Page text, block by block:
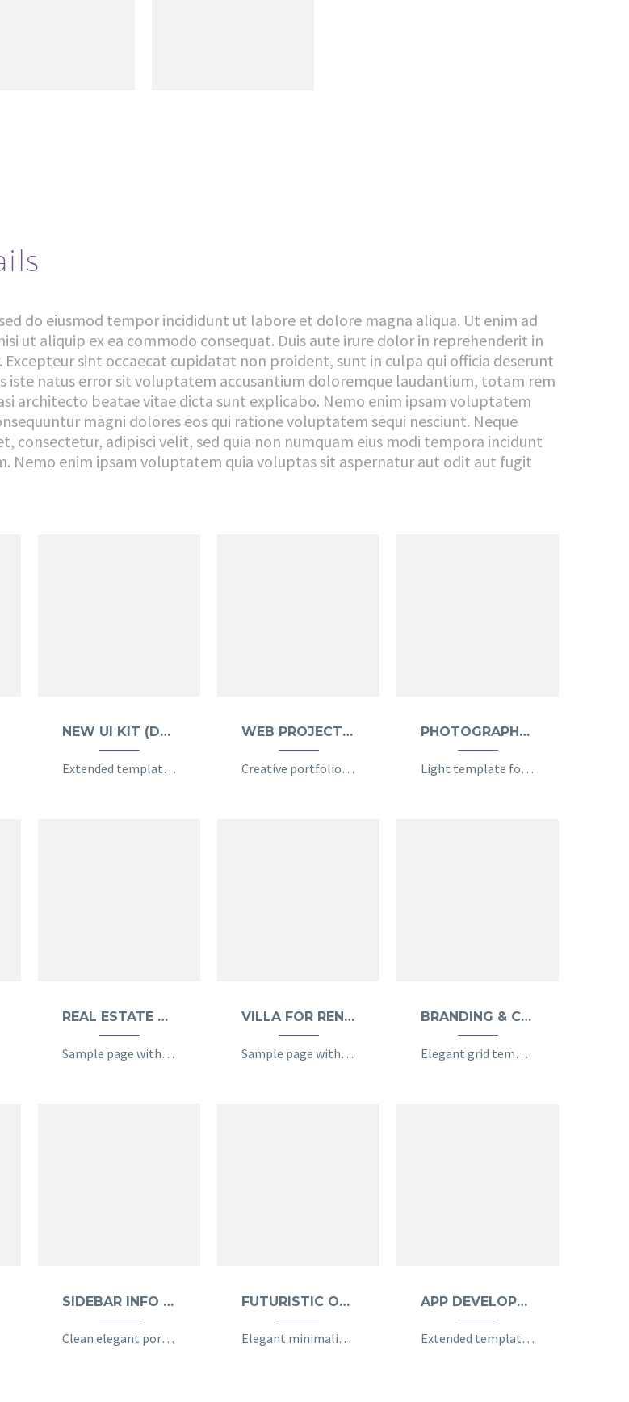
do eiusmod tempor incididunt ut labore et dolore magna aliqua. Ut enim ad
ut aliquip ex ea commodo consequat. Duis aute irure dolor in reprehenderit in
sint occaecat cupidatat non proident, sunt in culpa qui officia deserunt
iste natus error sit voluptatem accusantium doloremque laudantium, totam rem
architecto beatae vitae dicta sunt explicabo. Nemo enim ipsam voluptatem
magni dolores eos qui ratione voluptatem sequi nesciunt. Neque
consectetur, adipisci velit, sed quia non numquam eius modi tempora incidunt
enim ipsam voluptatem quia voluptas sit aspernatur aut odit aut fugit
NEW UI KIT (DEMO)
Extended template for multi-purpose projects
WEB PROJECT (DEMO)
Creative portfolio page for creative brains
PHOTOGRAPHY LIGHT (DEMO)
Light template for stunning photography portfolio page
REAL ESTATE 02 (DEMO)
Sample page with grid gallery & project details
VILLA FOR RENT (DEMO)
Sample page with grid gallery & project details
BRANDING & COSULTING (DEMO)
Elegant grid template with info sidebar
SIDEBAR INFO (DEMO)
Clean elegant portfolio page for multi-purpose
FUTURISTIC ONE (DEMO)
Elegant minimalistic project sample page
APP DEVELOPMENT (DEMO)
Extended template for multi-purpose projects